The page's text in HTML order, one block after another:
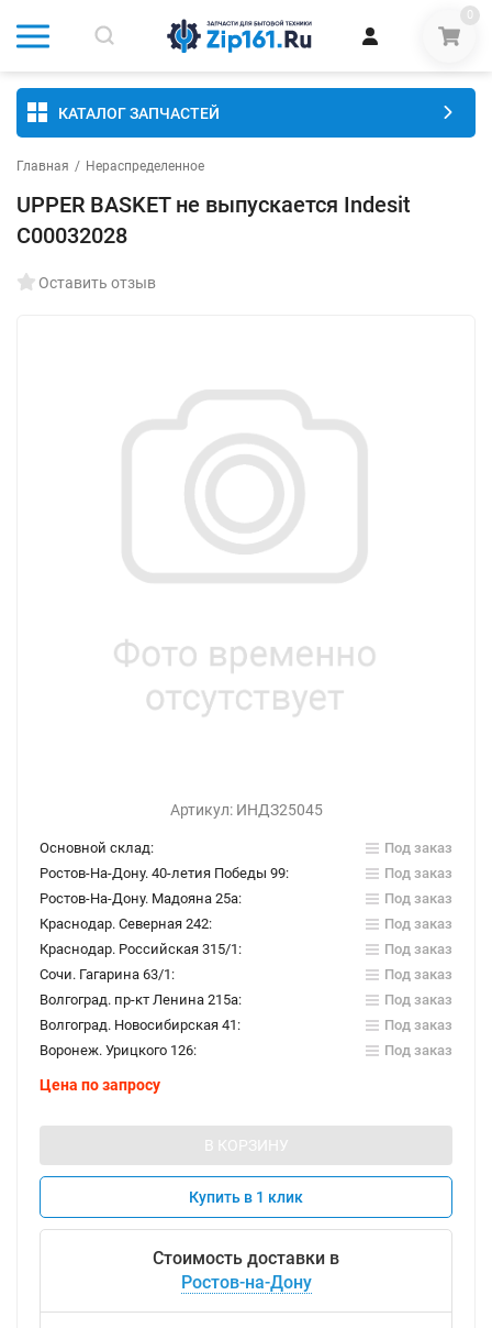
0
КАТАЛОГ ЗАПЧАСТЕЙ
Главная / Нераспределенное
UPPER BASKET не выпускается Indesit
C00032028
Оставить отзыв
Артикул: ИНДЗ25045
Основной склад:
Под заказ
Ростов-На-Дону. 40-летия Победы 99:
Под заказ
Ростов-На-Дону. Мадояна 25а:
Под заказ
Краснодар. Северная 242:
Под заказ
Краснодар. Российская 315/1:
Под заказ
Сочи. Гагарина 63/1:
Под заказ
Волгоград. пр-кт Ленина 215а:
Под заказ
Волгоград. Новосибирская 41:
Под заказ
Воронеж. Урицкого 126:
Под заказ
Цена по запросу
В КОРЗИНУ
Купить в 1 клик
Стоимость доставки в
Ростов-на-Дону